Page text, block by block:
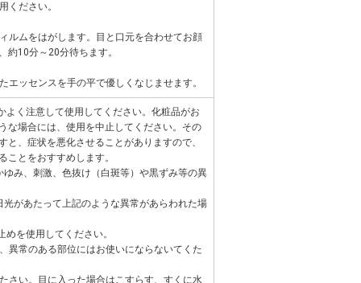
ください。
ルムをはがします。目と口元を合わせてお顔
約10分～20分待ちます。
エッセンスを手の平で優しくなじませます。
よく注意して使用してください。化粧品がお
な場合には、使用を中止してください。その
と、症状を悪化させることがありますので、
ことをおすすめします。
ゆみ、刺激、色抜け（白斑等）や黒ずみ等の異
光があたって上記のような異常があらわれた場
を使用してください。
異常のある部位にはお使いにならないてくた
さい。目に入った場合はこすらす、すくに水